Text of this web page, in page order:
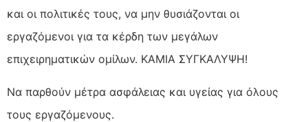
και οι πολιτικές τους, να μην θυσιάζονται οι
εργαζόμενοι για τα κέρδη των μεγάλων
επιχειρηματικών ομίλων. ΚΑΜΙΑ ΣΥΓΚΑΛΥΨΗ!
Να παρθούν μέτρα ασφάλειας και υγείας για όλους
τους εργαζόμενους.